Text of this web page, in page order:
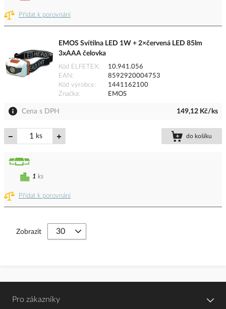
Přidat k porovnání
EMOS Svítilna LED 1W + 2×červená LED 85lm
3xAAA čelovka
Kód ELFETEX
10.941.056
EAN
8592920004753
Kód výrobce
1441162100
Značka
EMOS
Cena s DPH 149,12 Kč/ks
ks do košíku
Přidat k porovnání
1 ks
Zobrazit
Pro zákazníky